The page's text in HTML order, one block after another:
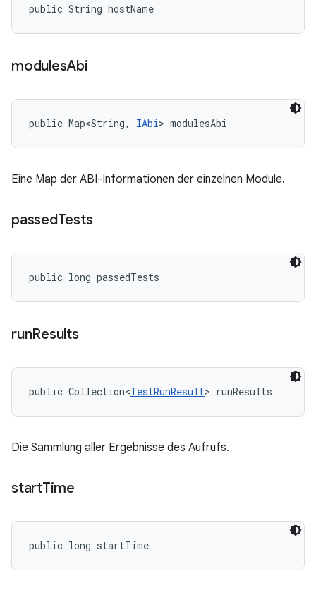
public String hostName
modulesAbi
public Map<String, IAbi> modulesAbi
Eine Map der ABI-Informationen der einzelnen Module.
passedTests
public long passedTests
runResults
public Collection<TestRunResult> runResults
Die Sammlung aller Ergebnisse des Aufrufs.
startTime
public long startTime